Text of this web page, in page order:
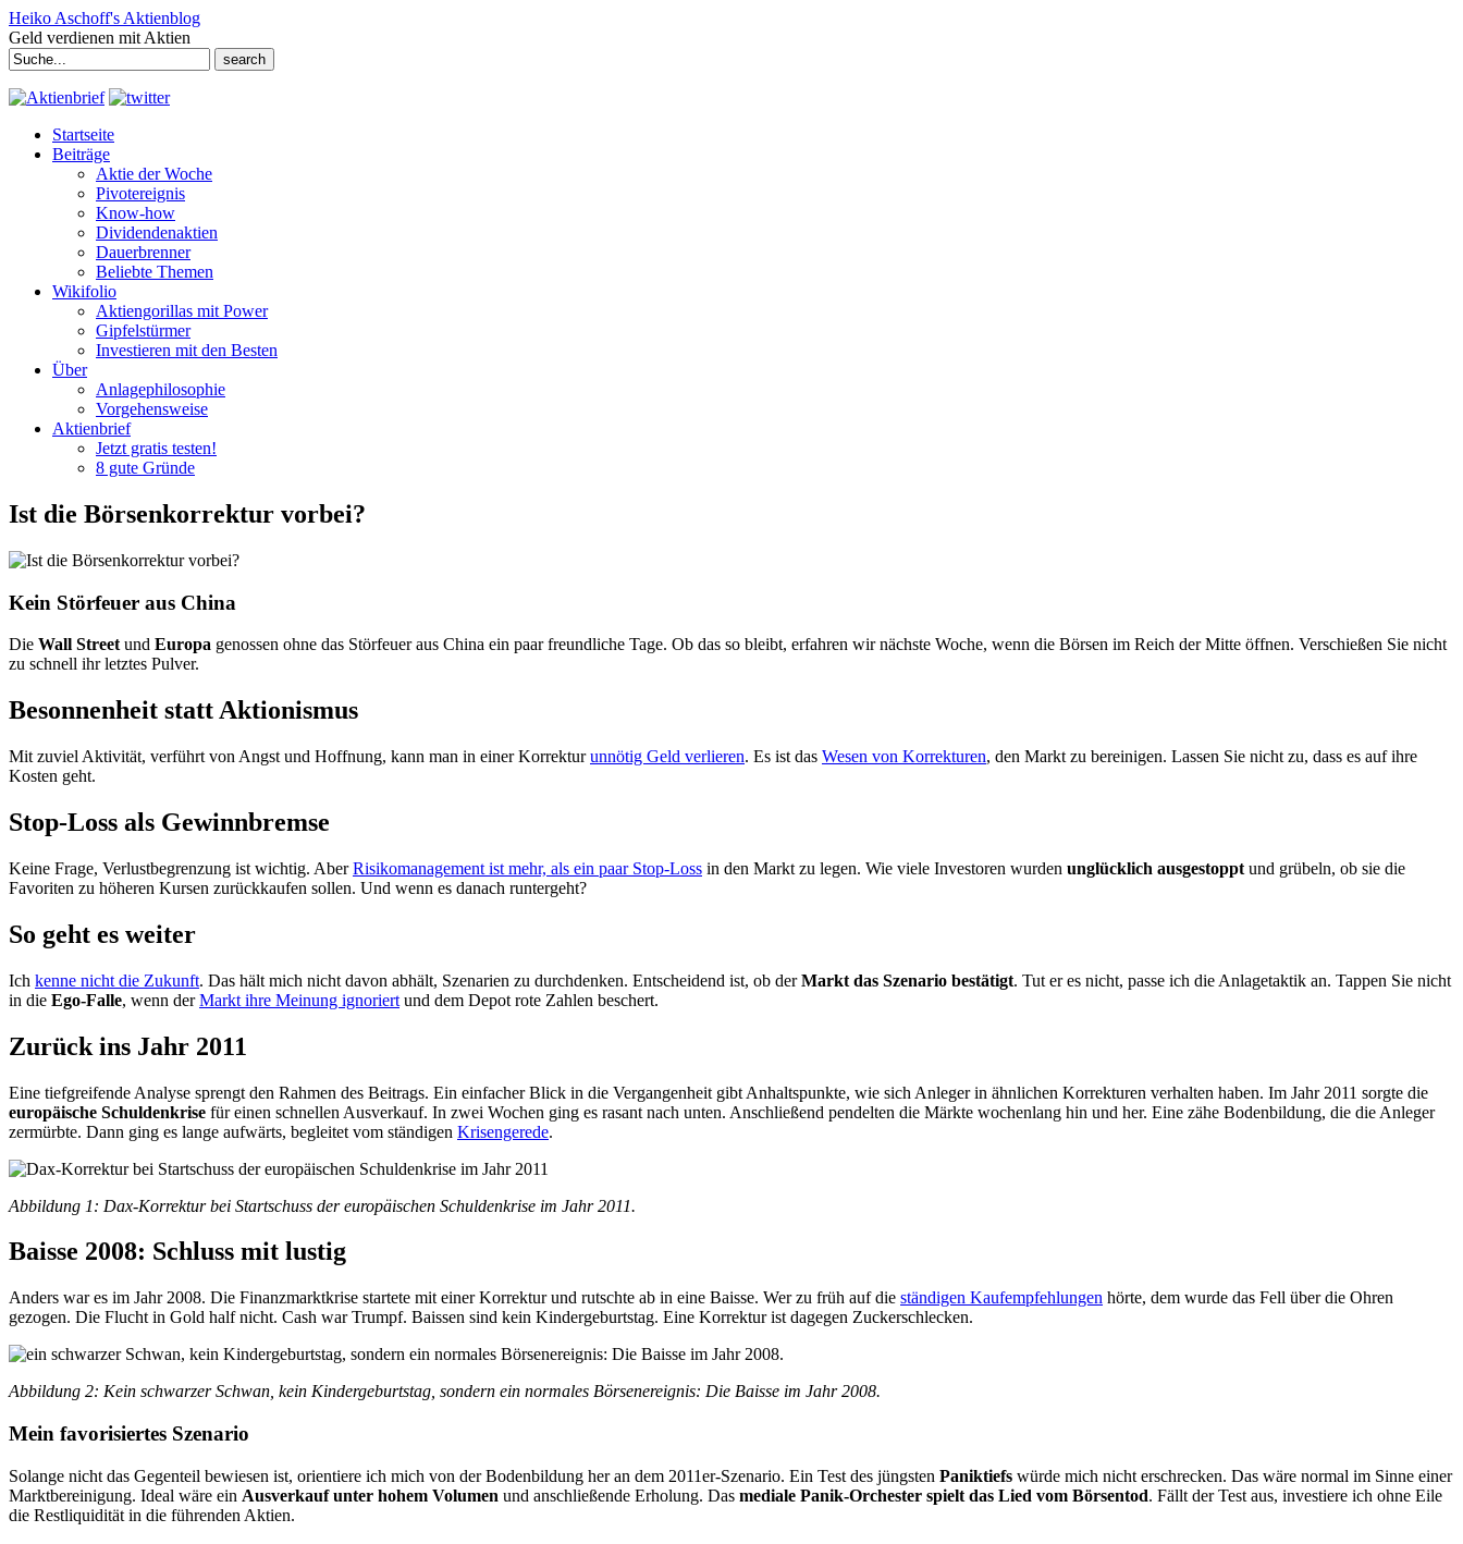
Heiko Aschoff's Aktienblog
Geld verdienen mit Aktien
Search
for:
Startseite
Beiträge
Aktie der Woche
Pivotereignis
Know-how
Dividendenaktien
Dauerbrenner
Beliebte Themen
Wikifolio
Aktiengorillas mit Power
Gipfelstürmer
Investieren mit den Besten
Über
Anlagephilosophie
Vorgehensweise
Aktienbrief
Jetzt gratis testen!
8 gute Gründe
Ist die Börsenkorrektur vorbei?
Kein Störfeuer aus China
Die Wall Street und Europa genossen ohne das Störfeuer aus China ein paar freundliche Tage. Ob das so bleibt, erfahren wir nächste Woche, wenn die Börsen im Reich der Mitte öffnen. Verschießen Sie nicht
zu schnell ihr letztes Pulver.
Besonnenheit statt Aktionismus
Mit zuviel Aktivität, verführt von Angst und Hoffnung, kann man in einer Korrekturunnötig Geld verlieren. Es ist das Wesen von Korrekturen, den Markt zu bereinigen. Lassen Sie nicht zu, dass es auf ihre
Kosten geht.
Stop-Loss als Gewinnbremse
Keine Frage, Verlustbegrenzung ist wichtig. AberRisikomanagement ist mehr, als ein paar Stop-Loss in den Markt zu legen. Wie viele Investoren wurden unglücklich ausgestoppt und grübeln, ob sie die
Favoriten zu höheren Kursen zurückkaufen sollen. Und wenn es danach runtergeht?
So geht es weiter
Ich kenne nicht die Zukunft. Das hält mich nicht davon abhält, Szenarien zu durchdenken. Entscheidend ist, ob derMarkt das Szenario bestätigt. Tut er es nicht, passe ich die Anlagetaktik an. Tappen Sie nicht
in die Ego-Falle, wenn derMarkt ihre Meinung ignoriert und dem Depot rote Zahlen beschert.
Zurück ins Jahr 2011
Eine tiefgreifende Analyse sprengt den Rahmen des Beitrags. Ein einfacher Blick in die Vergangenheit gibt Anhaltspunkte, wie sich Anleger in ähnlichen Korrekturen verhalten haben. Im Jahr 2011 sorgte die
europäische Schuldenkrise für einen schnellen Ausverkauf. In zwei Wochen ging es rasant nach unten. Anschließend pendelten die Märkte wochenlang hin und her. Eine zähe Bodenbildung, die die Anleger
zermürbte. Dann ging es lange aufwärts, begleitet vom ständigen Krisengerede.
Abbildung 1: Dax-Korrektur bei Startschuss der europäischen Schuldenkrise im Jahr 2011.
Baisse 2008: Schluss mit lustig
Anders war es im Jahr 2008. Die Finanzmarktkrise startete mit einer Korrektur und rutschte ab in eine Baisse. Wer zu früh auf die ständigen Kaufempfehlungen hörte, dem wurde das Fell über die Ohren
gezogen. Die Flucht in Gold half nicht. Cash war Trumpf. Baissen sind kein Kindergeburtstag. Eine Korrektur ist dagegen Zuckerschlecken.
Abbildung 2: Kein schwarzer Schwan, kein Kindergeburtstag, sondern ein normales Börsenereignis: Die Baisse im Jahr 2008.
Mein favorisiertes Szenario
Solange nicht das Gegenteil bewiesen ist, orientiere ich mich von der Bodenbildung her an dem 2011er-Szenario. Ein Test des jüngsten Paniktiefs würde mich nicht erschrecken. Das wäre normal im Sinne einer
Marktbereinigung. Ideal wäre ein Ausverkauf unter hohem Volumen und anschließende Erholung. Das mediale Panik-Orchester spielt das Lied vom Börsentod. Fällt der Test aus, investiere ich ohne Eile
die Restliquidität in die führenden Aktien.